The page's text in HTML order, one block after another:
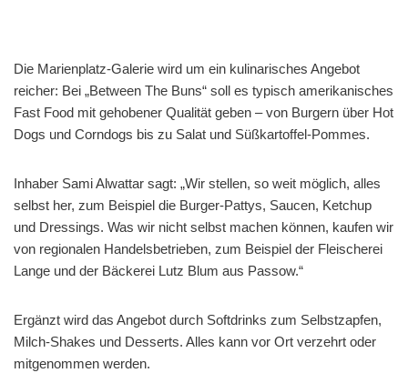
Die Marienplatz-Galerie wird um ein kulinarisches Angebot
reicher: Bei „Between The Buns“ soll es typisch amerikanisches
Fast Food mit gehobener Qualität geben – von Burgern über Hot
Dogs und Corndogs bis zu Salat und Süßkartoffel-Pommes.
Inhaber Sami Alwattar sagt: „Wir stellen, so weit möglich, alles
selbst her, zum Beispiel die Burger-Pattys, Saucen, Ketchup
und Dressings. Was wir nicht selbst machen können, kaufen wir
von regionalen Handelsbetrieben, zum Beispiel der Fleischerei
Lange und der Bäckerei Lutz Blum aus Passow.“
Ergänzt wird das Angebot durch Softdrinks zum Selbstzapfen,
Milch-Shakes und Desserts. Alles kann vor Ort verzehrt oder
mitgenommen werden.